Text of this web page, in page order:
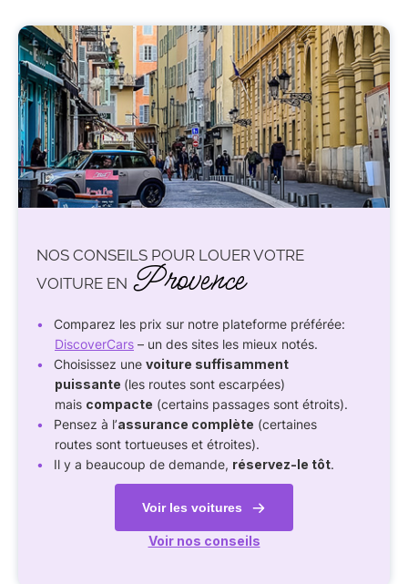
NOS CONSEILS POUR LOUER VOTRE
VOITURE EN Provence
Comparez les prix sur notre plateforme préférée:
DiscoverCars – un des sites les mieux notés.
Choisissez une voiture suffisamment
puissante (les routes sont escarpées)
mais compacte (certains passages sont étroits).
Pensez à l’assurance complète (certaines
routes sont tortueuses et étroites).
Il y a beaucoup de demande, réservez-le tôt.
Voir les voitures
Voir nos conseils